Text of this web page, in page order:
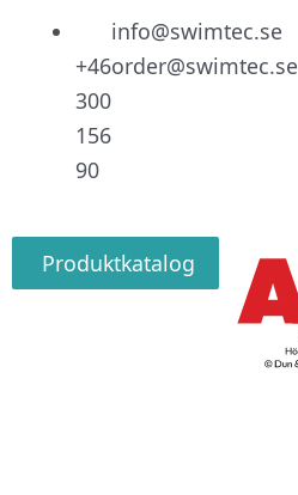
+46
300
156
90
info@swimtec.se
order@swimtec.se
Produktkatalog